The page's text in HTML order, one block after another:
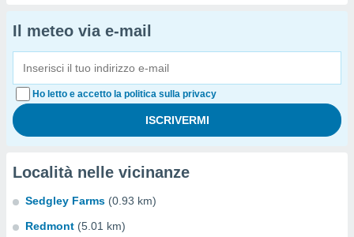
Il meteo via e-mail
Ho letto e accetto la politica sulla privacy
Località nelle vicinanze
Sedgley Farms (0.93 km)
Redmont (5.01 km)